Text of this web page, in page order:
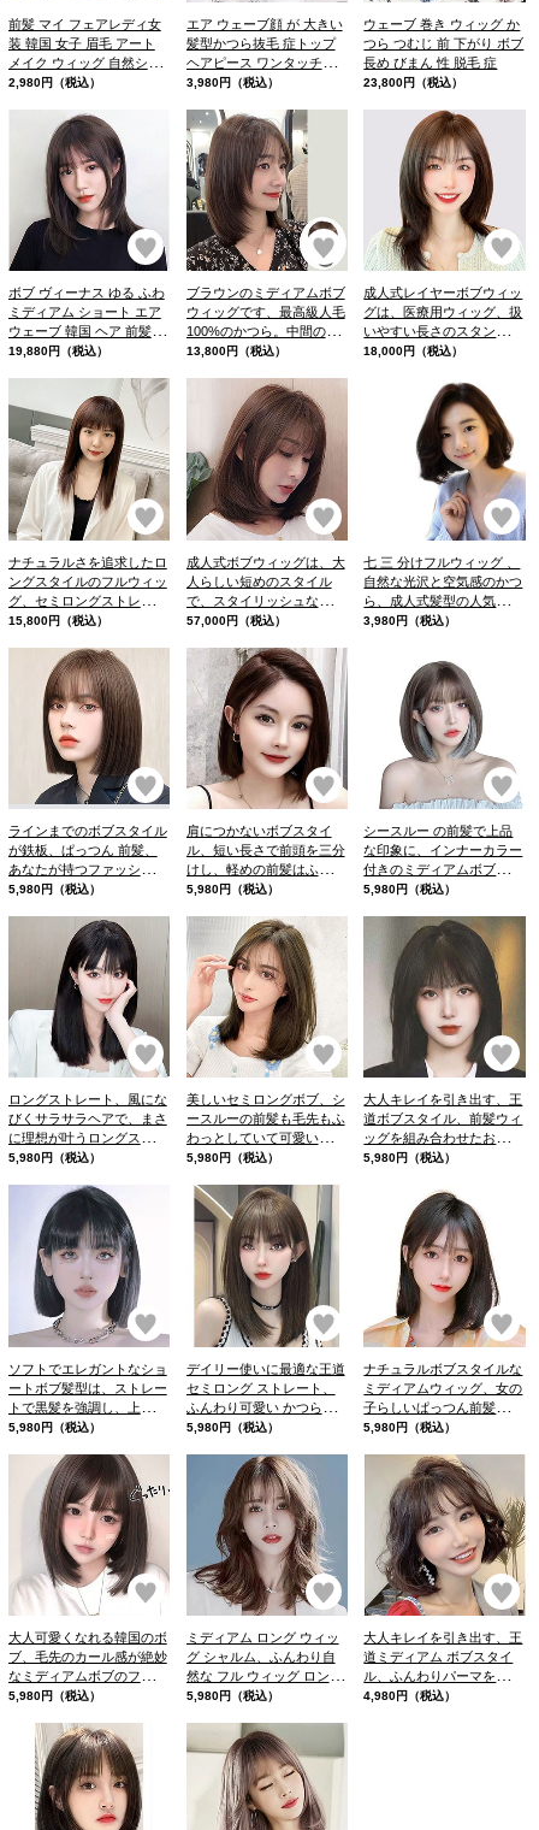
前髪 マイ フェアレディ女
装 韓国 女子 眉毛 アート
メイク ウィッグ 自然シー
スルー
2,980円（税込）
エア ウェーブ顔 が 大きい
髪型かつら抜毛 症トップ
ヘアピース ワンタッチシ
ースルーバング
3,980円（税込）
ウェーブ 巻き ウィッグ か
つら つむじ 前 下がり ボブ
長め びまん 性 脱毛 症
23,800円（税込）
お気に入り
ボブ ヴィーナス ゆる ふわ
ミディアム ショート エア
ウェーブ 韓国 ヘア 前髪 ウ
ィッグ
19,880円（税込）
お気に入り
ブラウンのミディアムボブ
ウィッグです、最高級人毛
100%のかつら。中間の長
さで、セミロングのフレー
ットが特徴的です。
13,800円（税込）
お
成人式レイヤーボブウィッ
グは、医療用ウィッグ、扱
いやすい長さのスタンダー
ドミディアム ロング
18,000円（税込）
お気に入り
ナチュラルさを追求したロ
ングスタイルのフルウィッ
グ、セミロングストレート
ウィッグは、自然な前髪と
オススメなウィッグです。
15,800円（税込）
お気に入り
成人式ボブウィッグは、大
人らしい短めのスタイル
で、スタイリッシュな印象
を与えます。短めのショー
に、小顔効果とデカ目要素
がいーっぱい。
57,000円（税込）
お
七 三 分けフルウィッグ 、
自然な光沢と空気感のかつ
ら、成人式髪型の人気ラン
キングをチェック！
3,980円（税込）
お気に入り
ラインまでのボブスタイル
が鉄板、ぱっつん 前髪、
あなたが持つファッション
ウィッグへのイメージが変
5,980円（税込）
お気に入り
肩につかないボブスタイ
ル、短い長さで前頭を三分
けし、軽めの前髪はふんわ
り丸みのあるシルエットに
5,980円（税込）
シースルー の前髪で上品
な印象に、インナーカラー
付きのミディアムボブスタ
イルです。耳掛けスタイル
り魅せるのも、ァッション
ウィッグに革命を。
5,980円（税込）
お気に入り
ロングストレート、風にな
びくサラサラヘアで、まさ
に理想が叶うロングスタイ
ル、ボディラインも綺麗に
5,980円（税込）
お気に入り
美しいセミロングボブ、シ
ースルーの前髪も毛先もふ
わっとしていて可愛いの
で、ガーリーなお洋服に合
5,980円（税込）
お
大人キレイを引き出す、王
道ボブスタイル、前髪ウィ
ッグを組み合わせたおしゃ
れな髪型
5,980円（税込）
お気に入り
ソフトでエレガントなショ
ートボブ髪型は、ストレー
トで黒髪を強調し、上品な
雰囲気を与えます
5,980円（税込）
お気に入り
デイリー使いに最適な王道
セミロング ストレート、
ふんわり可愛い かつら、
ふわっとした前髪
5,980円（税込）
お
ナチュラルボブスタイルな
ミディアムウィッグ、女の
子らしいぱっつん前髪、自
然な前髪
5,980円（税込）
お気に入り
大人可愛くなれる韓国のボ
ブ、毛先のカール感が絶妙
なミディアムボブのフルウ
ィッグ
5,980円（税込）
お気に入り
ミディアム ロング ウィッ
グ シャルム、ふんわり自
然な フル ウィッグ ロング
がキープできる
5,980円（税込）
お
大人キレイを引き出す、王
道ミディアム ボブスタイ
ル、ふんわりパーマをあて
たような、トレンドのゆる
4,980円（税込）